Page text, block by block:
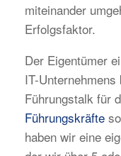
miteinander
Erfolgsfaktor.
Der Eigentümer
IT-
Führungstalk für
Führungskräfte
haben wir eine